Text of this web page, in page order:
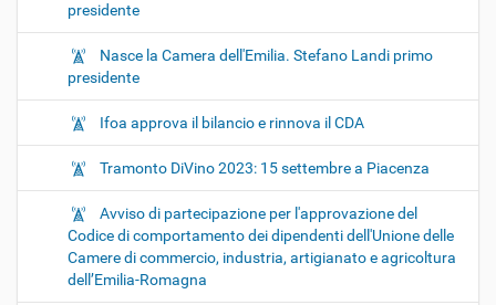
presidente
Nasce la Camera dell'Emilia. Stefano Landi primo
presidente
Ifoa approva il bilancio e rinnova il CDA
Tramonto DiVino 2023: 15 settembre a Piacenza
Avviso di partecipazione per l'approvazione del
Codice di comportamento dei dipendenti dell'Unione delle
Camere di commercio, industria, artigianato e agricoltura
dell’Emilia-Romagna